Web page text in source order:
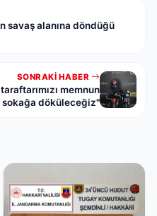
savaş alanına döndüğü
SONRAKI HABER
memnun
sokağa döküleceğiz"